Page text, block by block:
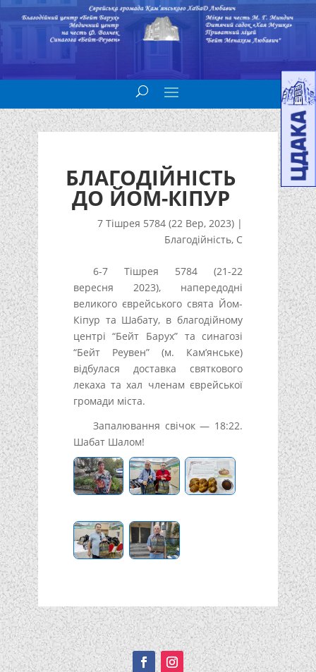
БЛАГОДІЙНІСТЬ
ДО ЙОМ-КІПУР
7 Тішрея 5784 (22 Вер, 2023) |
Благодійність, С
6-7 Тішрея 5784 (21-22
вересня 2023), напередодні
великого єврейського свята Йом-
Кіпур та Шабату, в благодійному
центрі “Бейт Барух” та синагозі
“Бейт Реувен” (м. Кам’янське)
відбулася доставка святкового
лекаха та хал членам єврейської
громади міста.
Запалювання свічок — 18:22.
Шабат Шалом!
Подписывайтесь!